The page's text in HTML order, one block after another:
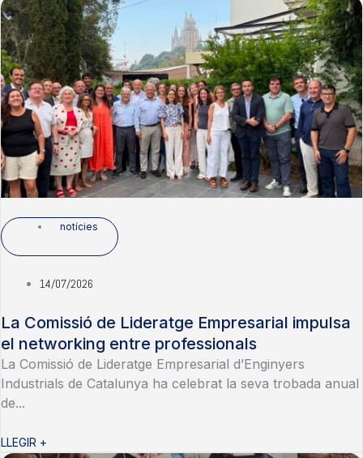
notícies
14/07/2026
La Comissió de Lideratge Empresarial impulsa
el networking entre professionals
La Comissió de Lideratge Empresarial d’Enginyers
Industrials de Catalunya ha celebrat la seva trobada anual
de...
LLEGIR +